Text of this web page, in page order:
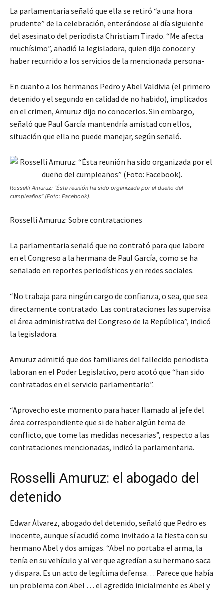
La parlamentaria señaló que ella se retiró “a una hora
prudente” de la celebración, enterándose al día siguiente
del asesinato del periodista Christiam Tirado. “Me afecta
muchísimo”, añadió la legisladora, quien dijo conocer y
haber recurrido a los servicios de la mencionada persona-
En cuanto a los hermanos Pedro y Abel Valdivia (el primero
detenido y el segundo en calidad de no habido), implicados
en el crimen, Amuruz dijo no conocerlos. Sin embargo,
señaló que Paul García mantendría amistad con ellos,
situación que ella no puede manejar, según señaló.
Rosselli Amuruz: “Ésta reunión ha sido organizada por el dueño del
cumpleaños” (Foto: Facebook).
Rosselli Amuruz: Sobre contrataciones
La parlamentaria señaló que no contrató para que labore
en el Congreso a la hermana de Paul García, como se ha
señalado en reportes periodísticos y en redes sociales.
“No trabaja para ningún cargo de confianza, o sea, que sea
directamente contratado. Las contrataciones las supervisa
el área administrativa del Congreso de la República”, indicó
la legisladora.
Amuruz admitió que dos familiares del fallecido periodista
laboran en el Poder Legislativo, pero acotó que “han sido
contratados en el servicio parlamentario”.
“Aprovecho este momento para hacer llamado al jefe del
área correspondiente que si de haber algún tema de
conflicto, que tome las medidas necesarias”, respecto a las
contrataciones mencionadas, indicó la parlamentaria.
Rosselli Amuruz: el abogado del
detenido
Edwar Álvarez, abogado del detenido, señaló que Pedro es
inocente, aunque sí acudió como invitado a la fiesta con su
hermano Abel y dos amigas. “Abel no portaba el arma, la
tenía en su vehículo y al ver que agredían a su hermano saca
y dispara. Es un acto de legítima defensa… Parece que había
un problema con Abel … el agredido inicialmente es Abel y